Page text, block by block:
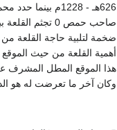
صاحب حمص 0
ضخمة لتلبية حاجة القلعة من
وكان آخر ما تعرضت له هو